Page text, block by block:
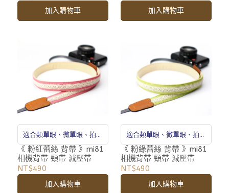
加入購物車 加入購物車
適合類單眼、微單眼、拍立
得
《 粉紅蕾絲 背帶 》mi81
相機背帶 頸帶 減壓帶
NT$490
加入購物車
適合類單眼、微單眼、拍立
得
《 粉綠蕾絲 背帶 》mi81
相機背帶 頸帶 減壓帶
NT$490
加入購物車